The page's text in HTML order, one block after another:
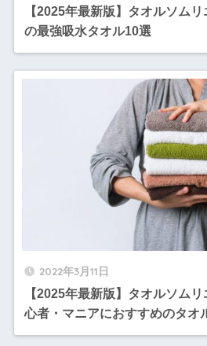
【2025年最新版】タオルソム
の最強吸水タオル10選
2022年3月11日
【2025年最新版】タオルソム
心者・マニアにおすすめのタオ